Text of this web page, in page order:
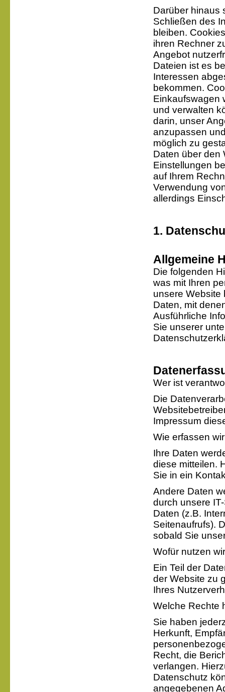
Darüber hinaus
Schließen des
bleiben.
ihren Rechner
Angebot
Dateien ist es
Interessen
bekommen.
Einkaufswagen
und verwalten
darin, unser
anzupassen
möglich zu
Daten über den
Einstellungen
auf Ihrem
Verwendung
allerdings
1.
Allgemeine
Die folgenden
was mit Ihren
unsere Website
Daten, mit
Ausführliche
Sie unserer
Wer ist
Die
Impressum
Wie erfassen
Ihre Daten
diese mitteilen.
Sie in ein
Andere Daten
durch unsere
Daten (z.B.
Seitenaufrufs).
sobald Sie
Wofür nutzen
Ein Teil der
der Website zu
Ihres
Welche Rechte
Sie haben
Herkunft,
Recht, die
verlangen.
Datenschutz
angegebenen